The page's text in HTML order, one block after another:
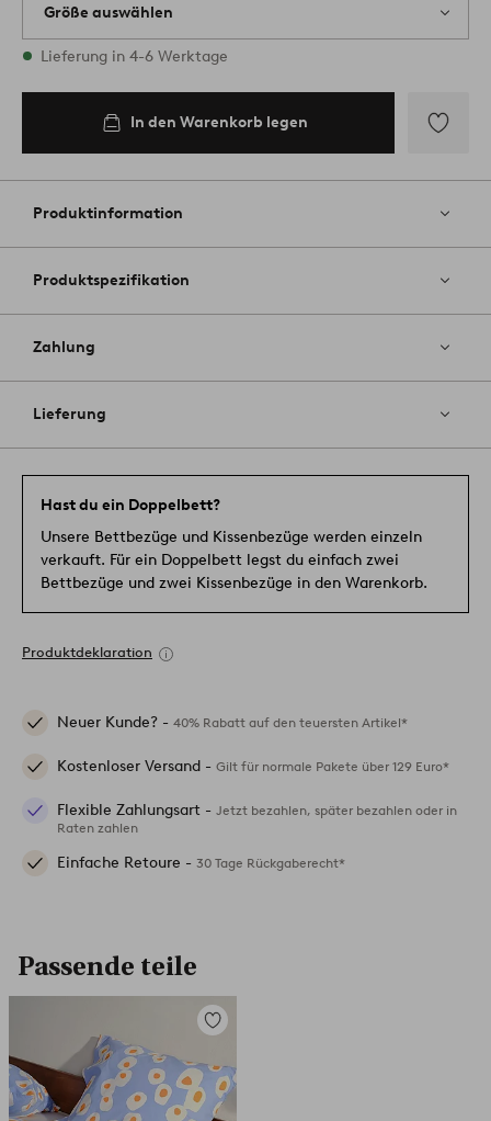
Größe auswählen
Alle Größen vorrätig
Lieferung in 4-6 Werktage
In den
In den Warenkorb legen
Favoriten
Produktinformation
Produktspezifikation
Zahlung
Lieferung
Hast du ein Doppelbett?
Unsere Bettbezüge und Kissenbezüge werden einzeln
verkauft. Für ein Doppelbett legst du einfach zwei
Bettbezüge und zwei Kissenbezüge in den Warenkorb.
Produktdeklaration
Neuer Kunde? - 40% Rabatt auf den teuersten Artikel*
Kostenloser Versand - Gilt für normale Pakete über 129 Euro*
Flexible Zahlungsart - Jetzt bezahlen, später bezahlen oder in
Raten zahlen
Einfache Retoure - 30 Tage Rückgaberecht*
Passende teile
Zu